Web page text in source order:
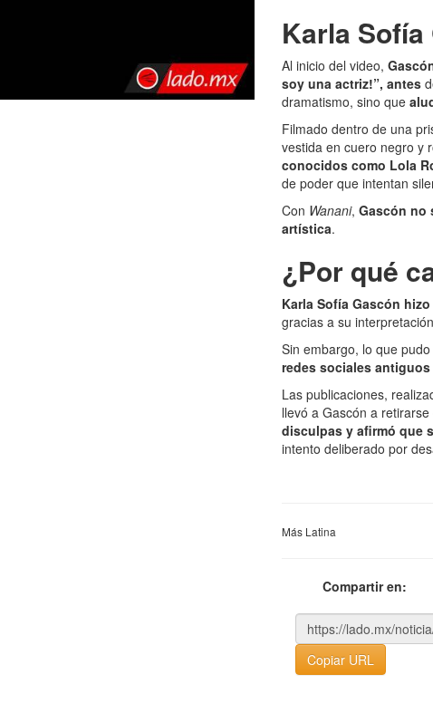
Karla
Al inicio del video,
soy una actriz!”, antes
dramatismo, sino que
Filmado dentro de una
vestida en cuero negro y
conocidos como Lola
de poder que intentan
Con Wanani, Gascón no
artística.
¿Por qué
Karla Sofía Gascón
gracias a su
Sin embargo, lo que
redes sociales
Las publicaciones,
llevó a Gascón a
disculpas y afirmó que
intento deliberado por
Más Latina
Compartir en:
Copiar URL